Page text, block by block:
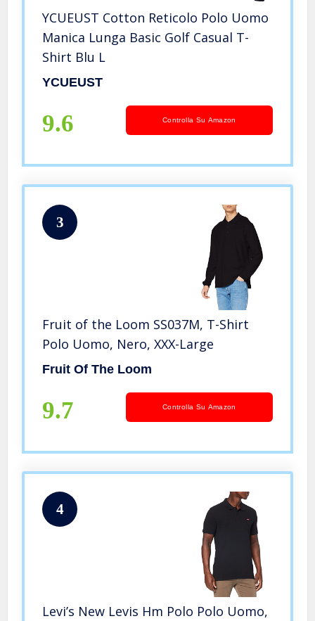
YCUEUST Cotton Reticolo Polo Uomo
Manica Lunga Basic Golf Casual T-
Shirt Blu L
YCUEUST
9.6 Controlla Su Amazon
3
Fruit of the Loom SS037M, T-Shirt
Polo Uomo, Nero, XXX-Large
Fruit Of The Loom
9.7 Controlla Su Amazon
4
Levi’s New Levis Hm Polo Polo Uomo,